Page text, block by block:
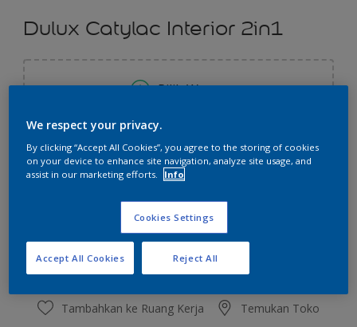
Dulux Catylac Interior 2in1
Pilih Warna
Ukuran
5 KG
Kalkulator cat
Tambahkan ke Ruang Kerja Temukan Toko
We respect your privacy.
By clicking “Accept All Cookies”, you agree to the storing of cookies
on your device to enhance site navigation, analyze site usage, and
assist in our marketing efforts.
Info
Cookies Settings
Reject All
Accept All Cookies